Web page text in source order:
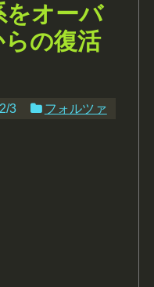
をオーバ
の復活
3 フォルツァ